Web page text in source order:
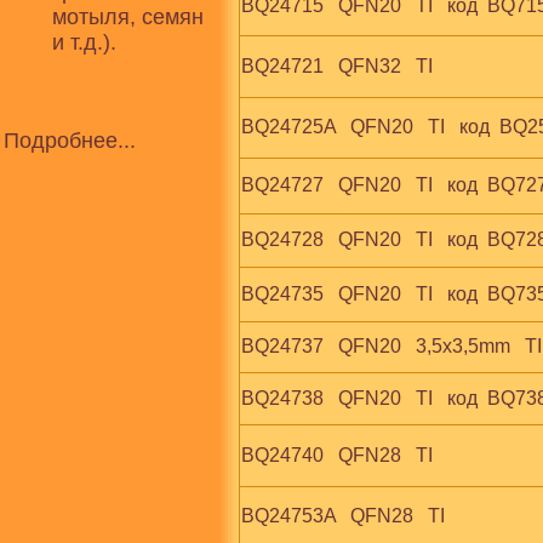
мотыля, семян
и т.д.).
Подробнее...
BQ24715   QFN20   TI   код
BQ24721   QFN32   TI
BQ24725A   QFN20   TI   код
BQ24727   QFN20   TI   код
BQ24728   QFN20   TI   код
BQ24735   QFN20   TI   код
BQ24737   QFN20   3,5x3,5mm
BQ24738   QFN20   TI   код
BQ24740   QFN28   TI
BQ24753A   QFN28   TI